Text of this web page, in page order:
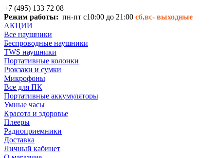
+7 (495) 133 72 08
Режим работы: пн-пт с10:00 до 21:00 сб,вс- выходные
АКЦИИ
Все наушники
Беспроводные наушники
TWS наушники
Портативные колонки
Рюкзаки и сумки
Микрофоны
Все для ПК
Портативные аккумуляторы
Умные часы
Красота и здоровье
Плееры
Радиоприемники
Доставка
Личный кабинет